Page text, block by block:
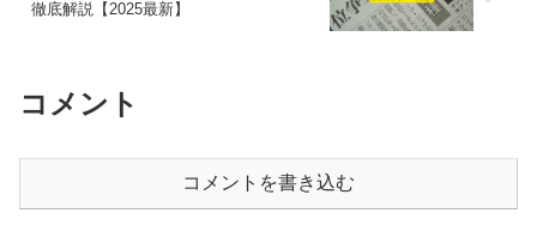
徹底解説【2025最新】
コメント
コメントを書き込む